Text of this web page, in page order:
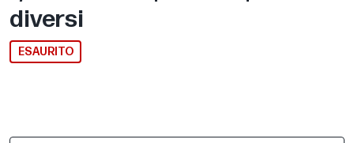
diversi
ESAURITO